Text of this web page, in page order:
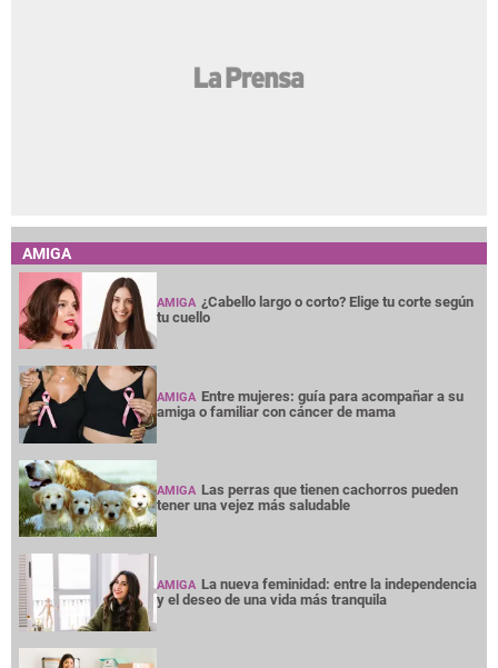
AMIGA
AMIGA ¿Cabello largo o corto? Elige tu corte según
tu cuello
AMIGA Entre mujeres: guía para acompañar a su
amiga o familiar con cáncer de mama
AMIGA Las perras que tienen cachorros pueden
tener una vejez más saludable
AMIGA La nueva feminidad: entre la independencia
y el deseo de una vida más tranquila